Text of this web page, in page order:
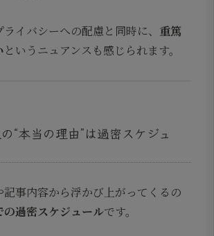
イバシーへの配慮と同時に、 重篤
というニュアンスも感じられます。
“本当の理由”は過密スケジュ
記事内容から浮かび上がってくるの
の過密スケジュールです。